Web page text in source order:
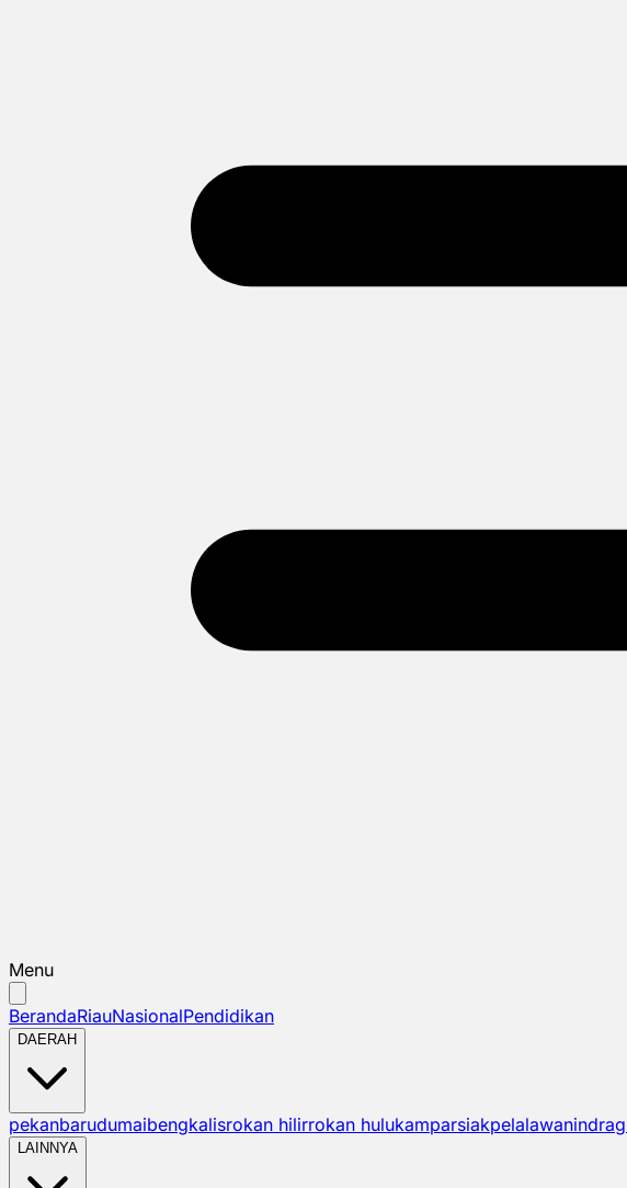
Menu
BerandaRiauNasionalPendidikan
DAERAH
pekanbarudumaibengkalisrokan hilirrokan hulukamparsiakpelalawan
LAINNYA